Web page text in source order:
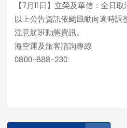
【7月11日】立榮及華信：全日取
以上公告資訊依颱風動向適時調
注意航班動態資訊。
海空運及旅客諮詢專線
0800-888-230